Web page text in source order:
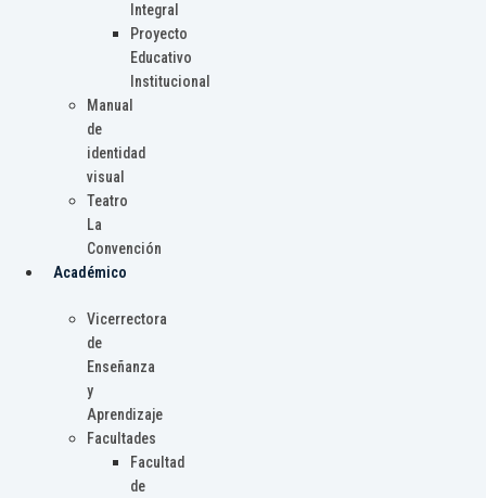
Integral
Proyecto
Educativo
Institucional
Manual
de
identidad
visual
Teatro
La
Convención
Académico
Vicerrectora
de
Enseñanza
y
Aprendizaje
Facultades
Facultad
de